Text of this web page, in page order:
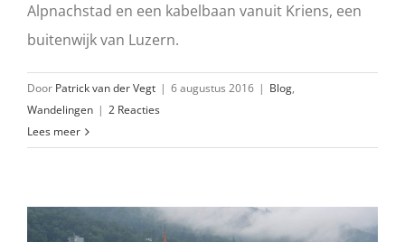
Alpnachstad en een kabelbaan vanuit Kriens, een
buitenwijk van Luzern.
Door Patrick van der Vegt | 6 augustus 2016 | Blog,
Wandelingen | 2 Reacties
Lees meer